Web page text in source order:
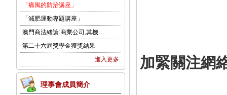
「痛風的防治講座」
「減肥運動專題講座」
澳門商法緒論:商業公司,其機…
第二十六屆獎學金獲獎結果
進入更多
理事會成員簡介
加緊關注網